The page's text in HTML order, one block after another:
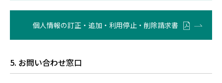
個人情報の訂正・追加・利用停止・削除請求書
5. お問い合わせ窓口